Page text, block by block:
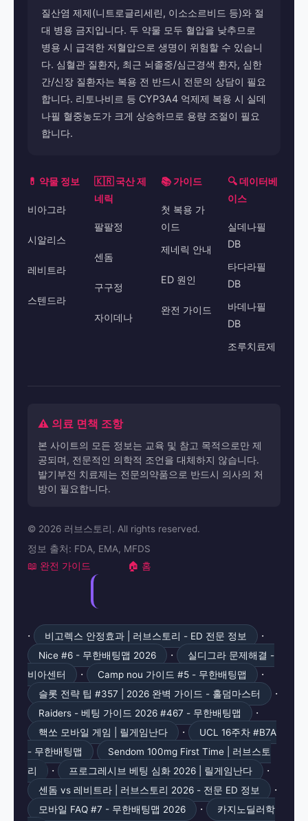
질산염 제제(니트로글리세린, 이소소르비드 등)와 절
대 병용 금지입니다. 두 약물 모두 혈압을 낮추므로
병용 시 급격한 저혈압으로 생명이 위험할 수 있습니
다. 심혈관 질환자, 최근 뇌졸중/심근경색 환자, 심한
간/신장 질환자는 복용 전 반드시 전문의 상담이 필요
합니다. 리토나비르 등 CYP3A4 억제제 복용 시 실데
나필 혈중농도가 크게 상승하므로 용량 조절이 필요
합니다.
💊 약물 정보
비아그라
시알리스
레비트라
스텐드라
🇰🇷 국산 제
네릭
팔팔정
센돔
구구정
자이데나
📚 가이드
첫 복용 가
이드
제네릭 안내
ED 원인
완전 가이드
🔍 데이터베
이스
실데나필
DB
타다라필
DB
바데나필
DB
조루치료제
⚠️ 의료 면책 조항
본 사이트의 모든 정보는 교육 및 참고 목적으로만 제
공되며, 전문적인 의학적 조언을 대체하지 않습니다.
발기부전 치료제는 전문의약품으로 반드시 의사의 처
방이 필요합니다.
© 2026 러브스토리. All rights reserved.
정보 출처: FDA, EMA, MFDS
📖 완전 가이드 🏠 홈
· 비고렉스 안정효과 | 러브스토리 - ED 전문 정보 ·
Nice #6 - 무한배팅맵 2026 ·
실디그라 문제해결 -
비아센터
· Camp nou 가이드 #5 - 무한배팅맵 ·
슬롯 전략 팁 #357 | 2026 완벽 가이드 - 홀덤마스터 ·
Raiders - 베팅 가이드 2026 #467 - 무한배팅맵 ·
핵쏘 모바일 게임 | 릴게임난다 ·
UCL 16주차 #B7A
- 무한배팅맵
Sendom 100mg First Time | 러브스토
리
· 프로그레시브 베팅 심화 2026 | 릴게임난다 ·
센돔 vs 레비트라 | 러브스토리 2026 - 전문 ED 정보 ·
모바일 FAQ #7 - 무한배팅맵 2026 · 카지노딜러학